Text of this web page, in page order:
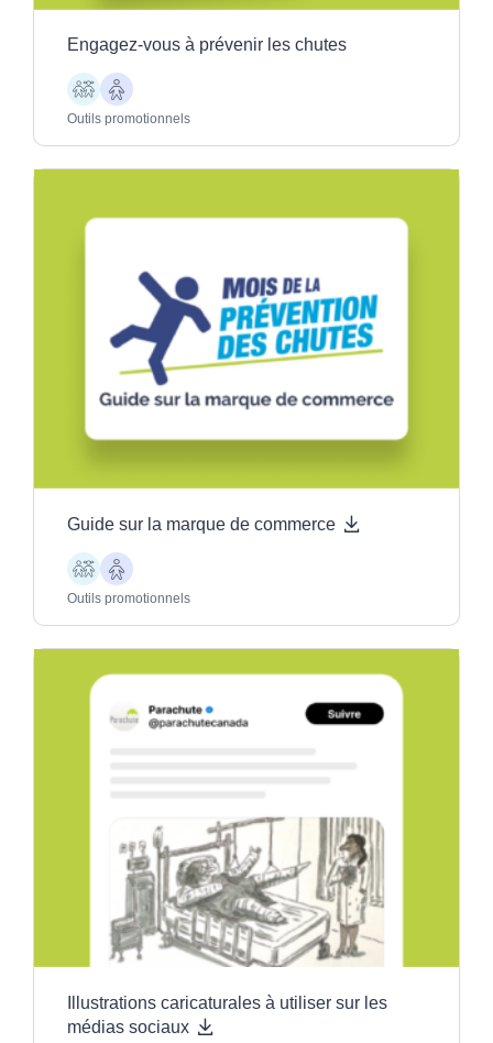
Engagez-vous à prévenir les chutes
EnfantsAînés
Outils promotionnels
Guide sur la marque de commerce
EnfantsAînés
Outils promotionnels
Illustrations caricaturales à utiliser sur les
médias sociaux